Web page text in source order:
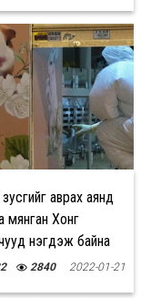
аврах аянд
мянган Хонг
нэгдэж байна
2840 2022-01-21